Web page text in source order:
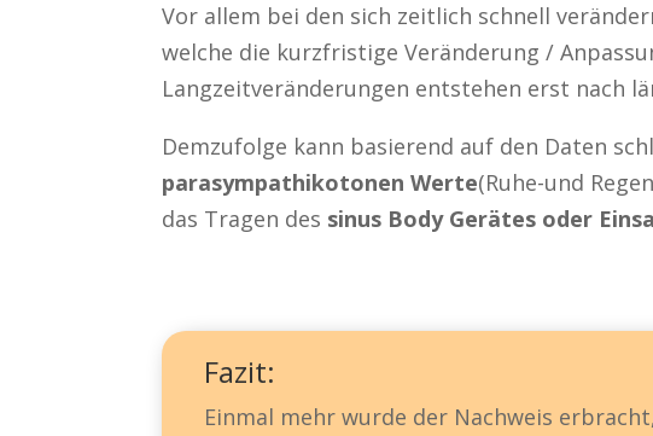
Vor allem bei den sich zeitlich schnell
welche die kurzfristige Veränderung /
Langzeitveränderungen entstehen erst nach
Demzufolge kann basierend auf den Daten
parasympathikotonen Werte(Ruhe-und
das Tragen des sinus Body Gerätes oder
Fazit:
Einmal mehr wurde der Nachweis